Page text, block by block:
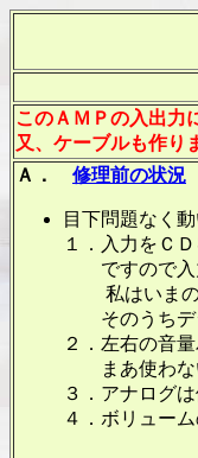
このＡＭＰの入出力
又、ケーブルも作り
Ａ． 修理前の状況
目下問題なく
１．入力をＣ
ですので入力
私はいまの
そのうちデ
２．左右の音
まあ使わな
３．アナログ
４．ボリュー